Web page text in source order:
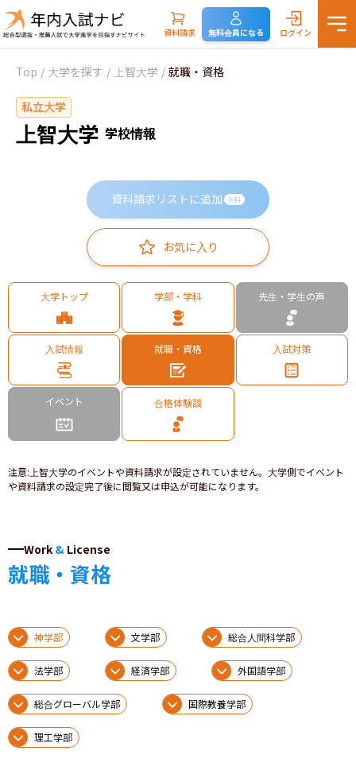
資料請求 無料会員になる ログイン
Top / 大学を探す / 上智大学 / 就職・資格
私立大学
上智大学 学校情報
資料請求リストに追加 無料
お気に入り
大学トップ 学部・学科 先生・学生の声
入試情報 就職・資格 入試対策
イベント 合格体験談
注意: 上智大学のイベントや資料請求が設定されていません。大学側でイベント
や資料請求の設定完了後に閲覧又は申込が可能になります。
Work & License
就職・資格
神学部 文学部 総合人間科学部
法学部 経済学部 外国語学部
総合グローバル学部 国際教養学部
理工学部